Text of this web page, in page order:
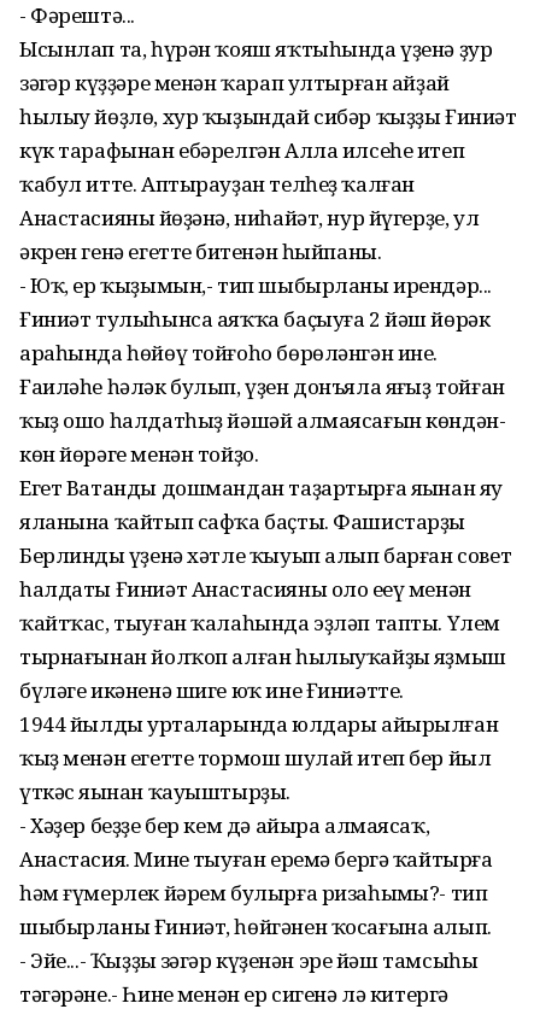
- Фәрештә...
Ысынлап та, һүрән ҡояш яҡтыһында үҙенә ҙур
зәңгәр күҙҙәре менән ҡарап ултырған айҙай
һылыу йөҙлө, хур ҡыҙындай сибәр ҡыҙҙы Ғиниәт
күк тарафынан ебәрелгән Алла илсеһе итеп
ҡабул итте. Аптырауҙан телһеҙ ҡалған
Анастасияның йөҙәнә, ниһайәт, нур йүгерҙе, ул
әкрен генә егеттең битенән һыйпаны.
- Юҡ, ер ҡыҙымын,- тип шыбырланы ирендәр...
Ғиниәт тулыһынса аяҡҡа баҫыуға 2 йәш йөрәк
араһында һөйөү тойғоһо бөрөләнгән ине.
Ғаиләһе һәләк булып, үҙен донъяла яңғыҙ тойған
ҡыҙ ошо һалдатһыҙ йәшәй алмаясағын көндән-
көн йөрәге менән тойҙо.
Егет Ватанды дошмандан таҙартырға яңынан яу
яланына ҡайтып сафҡа баҫты. Фашистарҙы
Берлиндың үҙенә хәтле ҡыуып алып барған совет
һалдаты Ғиниәт Анастасияны оло еңеү менән
ҡайтҡас, тыуған ҡалаһында эҙләп тапты. Үлем
тырнағынан йолҡоп алған һылыуҡайҙың яҙмыш
бүләге икәненә шиге юҡ ине Ғиниәттең.
1944 йылдың урталарында юлдары айырылған
ҡыҙ менән егетте тормош шулай итеп бер йыл
үткәс яңынан ҡауыштырҙы.
- Хәҙер беҙҙе бер кем дә айыра алмаясаҡ,
Анастасия. Минең тыуған еремә бергә ҡайтырға
һәм ғүмерлек йәрем булырға ризаһыңмы?- тип
шыбырланы Ғиниәт, һөйгәнен ҡосағына алып.
- Эйе...- Ҡыҙҙың зәңгәр күҙенән эре йәш тамсыһы
тәгәрәне.- Һинең менән ер сигенә лә китергә